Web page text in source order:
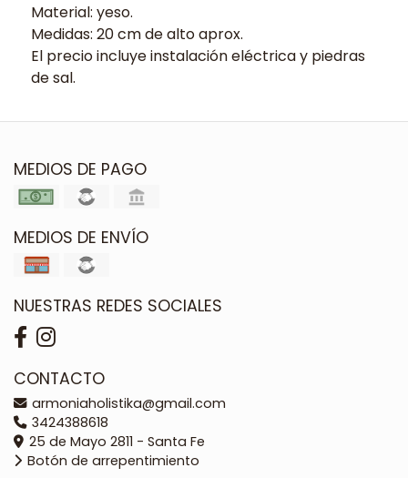
Material: yeso.
Medidas: 20 cm de alto aprox.
El precio incluye instalación eléctrica y piedras
de sal.
MEDIOS DE PAGO
MEDIOS DE ENVÍO
NUESTRAS REDES SOCIALES
CONTACTO
armoniaholistika@gmail.com
3424388618
25 de Mayo 2811 - Santa Fe
Botón de arrepentimiento